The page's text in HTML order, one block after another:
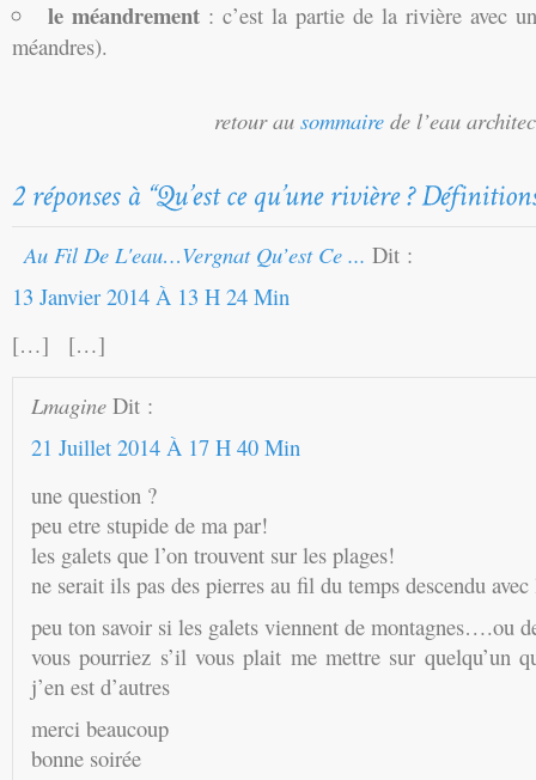
le méandrement : c’est la partie de la rivière avec
méandres).
retour au sommaire de l’eau
Au Fil De L'eau…vergnat Qu’est Ce ... Dit :
13 Janvier 2014 À 13 H 24 Min
[…] […]
Lmagine Dit :
21 Juillet 2014 À 17 H 40 Min
une question ?
peu etre stupide de ma par!
les galets que l’on trouvent sur les plages!
ne serait ils pas des pierres au fil du temps descendu avec
peu ton savoir si les galets viennent de montagnes….ou
vous pourriez s’il vous plait me mettre sur quelqu’un
j’en est d’autres
merci beaucoup
bonne soirée